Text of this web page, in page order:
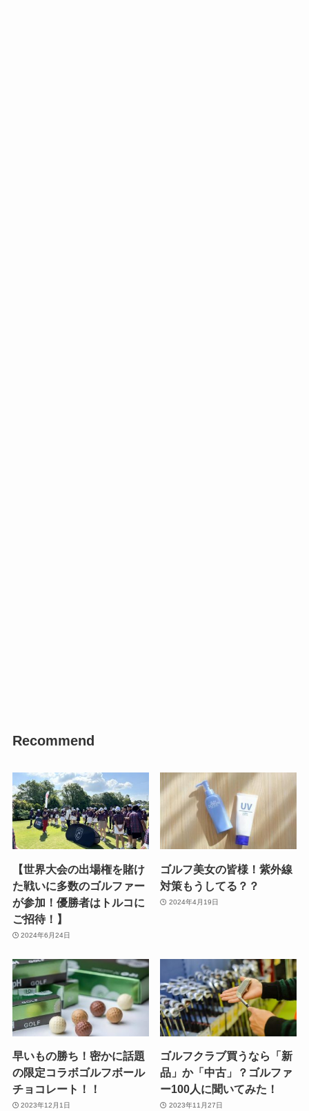
Recommend
【世界大会の出場権を賭け
た戦いに多数のゴルファー
が参加！優勝者はトルコに
ご招待！】
2024年6月24日
ゴルフ美女の皆様！紫外線
対策もうしてる？？
2024年4月19日
早いもの勝ち！密かに話題
の限定コラボゴルフボール
チョコレート！！
2023年12月1日
ゴルフクラブ買うなら「新
品」か「中古」？ゴルファ
ー100人に聞いてみた！
2023年11月27日